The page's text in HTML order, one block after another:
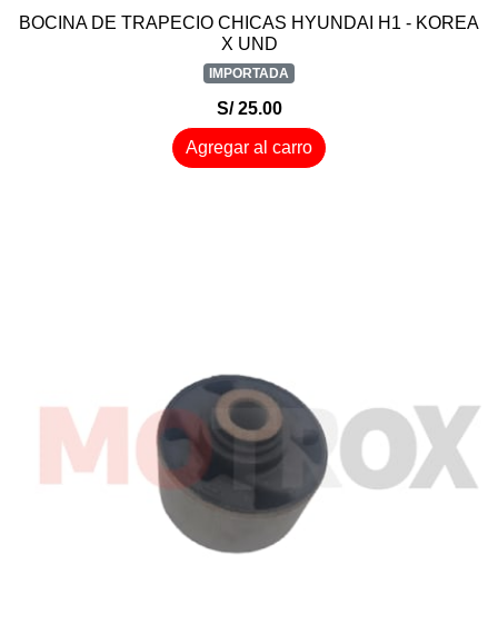
BOCINA DE TRAPECIO CHICAS HYUNDAI H1 - KOREA
X UND
IMPORTADA
S/ 25.00
Agregar al carro